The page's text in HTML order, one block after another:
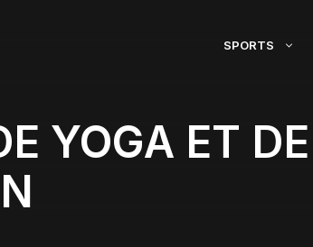
SPORTS
YOGA ET DE